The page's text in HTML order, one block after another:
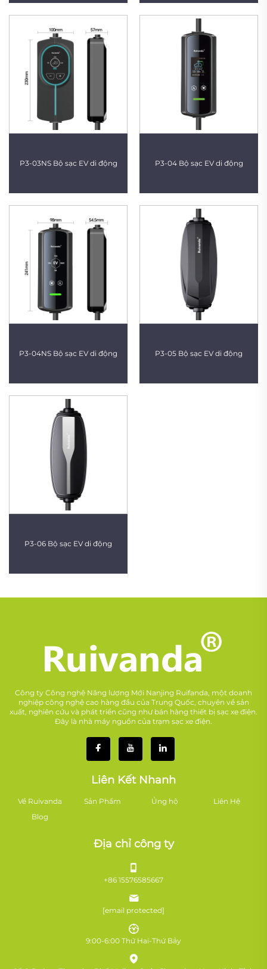
P3-03NS Bộ sạc EV di động P3-04 Bộ sạc EV di động
P3-04NS Bộ sạc EV di động P3-05 Bộ sạc EV di động
P3-06 Bộ sạc EV di động
Công ty Công nghệ Năng lượng Mới Nanjing Ruifanda, một doanh
nghiệp công nghệ cao hàng đầu của Trung Quốc, chuyên về sản
xuất, nghiên cứu và phát triển cũng như bán hàng thiết bị sạc xe điện.
Đây là nhà máy nguồn của trạm sạc xe điện.
Liên Kết Nhanh
Về Ruivanda Sản Phẩm Ủng hộ
Liên Hệ
Blog
Địa chỉ công ty
+86 15576585667
[email protected]
9:00-6:00 Thứ Hai-Thứ Bảy